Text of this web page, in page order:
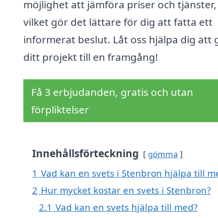
möjlighet att jämföra priser och tjänster,
vilket gör det lättare för dig att fatta ett
informerat beslut. Låt oss hjälpa dig att
ditt projekt till en framgång!
Få 3 erbjudanden, gratis och utan
förpliktelser
Innehållsförteckning gömma
1 Vad kan en svets i Stenbron hjälpa till
2 Hur mycket kostar en svets i Stenbron?
2.1 Vad kan en svets hjälpa till med?